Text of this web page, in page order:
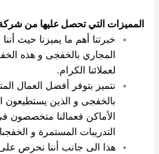
المميزات التي تحصل عليها من
خبرتنا أهم ما يميزنا حيث
المجاري بالخفجى و هذه
لعملائنا الكرام.
نتميز بتوفر أفضل العمال
بالخفجى و الذين
الأماكن فعمالنا متخصصون
التدريبات المستمرة و
هذا الى جانب أننا نحرص